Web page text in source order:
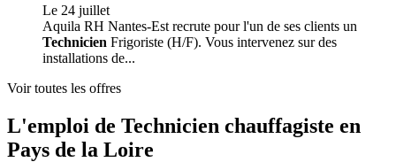
Le 24 juillet
Aquila RH Nantes-Est recrute pour l'un de ses clients un
Technicien Frigoriste (H/F). Vous intervenez sur des
installations de...
Voir toutes les offres
L'emploi de Technicien chauffagiste en
Pays de la Loire